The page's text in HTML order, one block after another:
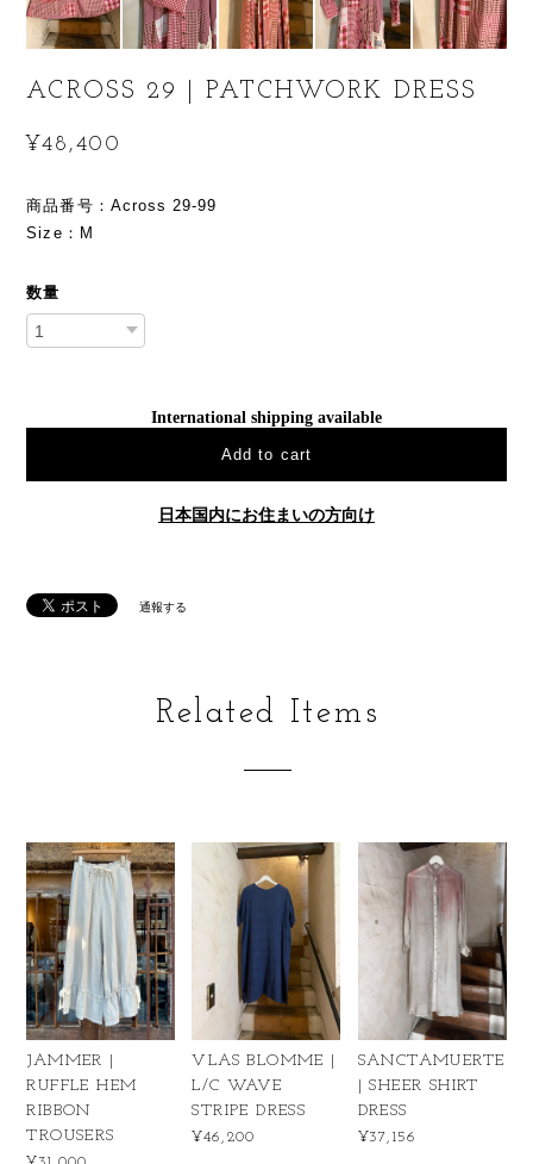
ACROSS 29 | PATCHWORK DRESS
¥48,400
商品番号：Across 29-99
Size：M
数量
International shipping available
Add to cart
日本国内にお住まいの方向け
通報する
Related Items
JAMMER |
RUFFLE HEM
RIBBON
TROUSERS
VLAS BLOMME |
L/C WAVE
STRIPE DRESS
¥46,200
SANCTAMUERTE
| SHEER SHIRT
DRESS
¥37,156